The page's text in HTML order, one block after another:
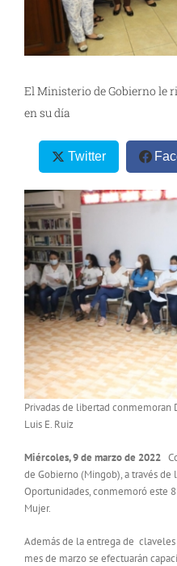
El Ministerio de Gobierno le
en su día
Twitter
Privadas de libertad
Luis E. Ruiz
Miércoles, 9 de marzo de 2022
de Gobierno (Mingob), a través de
Oportunidades, conmemoró este
Mujer.
Además de la entrega de
mes de marzo se efectuarán